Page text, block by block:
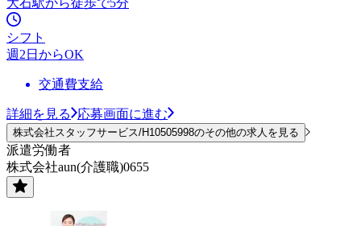
シフト
週2日からOK
交通費支給
詳細を見る 応募画面に進む
株式会社スタッフサービス/H10505998のその他の求人を見る
派遣労働者
株式会社aun(介護職)0655